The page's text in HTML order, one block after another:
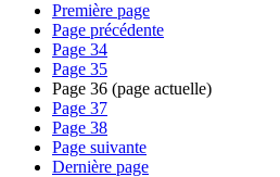
Première page
Page précédente
Page 34
Page 35
Page 36 (page actuelle)
Page 37
Page 38
Page suivante
Dernière page